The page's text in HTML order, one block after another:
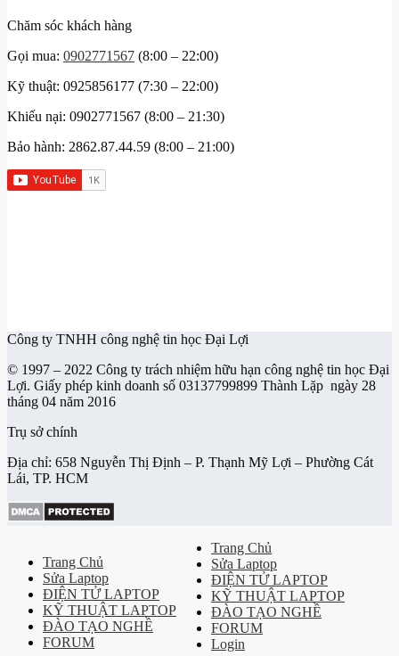
Chăm sóc khách hàng
Gọi mua: 0902771567 (8:00 – 22:00)
Kỹ thuật: 0925856177 (7:30 – 22:00)
Khiếu nại: 0902771567 (8:00 – 21:30)
Bảo hành: 2862.87.44.59 (8:00 – 21:00)
Công ty TNHH công nghệ tin học Đại Lợi
© 1997 – 2022 Công ty trách nhiệm hữu hạn công nghệ tin học Đại
Lợi. Giấy phép kinh doanh số 03137799899 Thành Lặp ngày 28
tháng 04 năm 2016
Trụ sở chính
Địa chỉ: 658 Nguyễn Thị Định – P. Thạnh Mỹ Lợi – Phường Cát
Lái, TP. HCM
Trang Chủ
Sửa Laptop
ĐIỆN TỬ LAPTOP
KỸ THUẬT LAPTOP
ĐÀO TẠO NGHỀ
FORUM
Trang Chủ
Sửa Laptop
ĐIỆN TỬ LAPTOP
KỸ THUẬT LAPTOP
ĐÀO TẠO NGHỀ
FORUM
Login